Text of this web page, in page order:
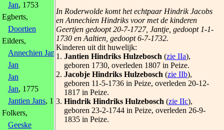
In Roderwolde komt het echtpaar Hindrik Jacobs
en Annechien Hindriks voor met de kinderen
Geertjen gedoopt 20-7-1727, Jantje, gedoopt 1-1-
1730 en Aaltien, gedoopt 6-7-1732.
Kinderen uit dit huwelijk:
1. Jantien Hindriks Hulzebosch (zie IIa),
geboren 1730, overleden 1807 in Peize.
2. Jacobje Hindriks Hulzebosch (zie IIb),
geboren 11-5-1736 in Peize, overleden 20-12-
1817 in Peize.
3. Hindrik Hindriks Hulzebosch (zie IIc),
geboren 23-2-1744 in Peize, overleden 26-9-
1835 in Peize.
Jan, 1753
Egberts,
Doortien
Eilders,
Annechien Jans, 1777
Jan
Jan
Jan, 1775
Jantien Jans, 1773
Folkers,
Geeske